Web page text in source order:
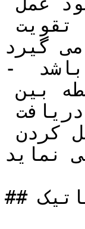
گیرد.
- بنابراین پوزیشنر یک دستگاه تقویت کننده می باشد
که جهت بهبود عملکرد شیر کنترل به عنوان واسطه بین
نماید.
## ساختار پوزیشنر پنوماتیک